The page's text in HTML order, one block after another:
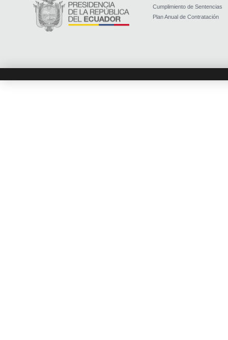
Cumplimiento de Sentencias
Plan Anual de Contratación